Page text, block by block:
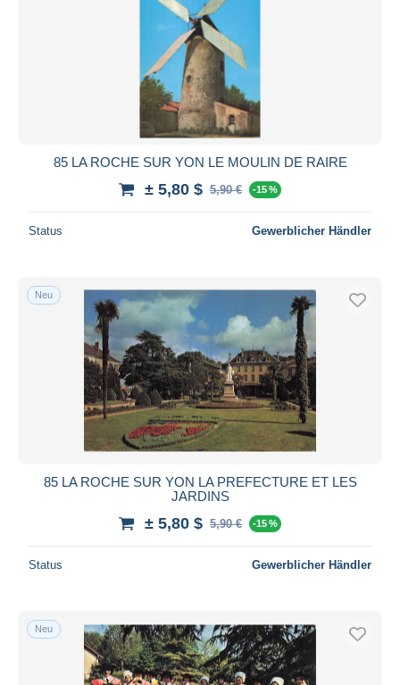
85 LA ROCHE SUR YON LE MOULIN DE RAIRE
± 5,80 $ 5,90 € -15 %
Status Gewerblicher Händler
Neu
85 LA ROCHE SUR YON LA PREFECTURE ET LES
JARDINS
± 5,80 $ 5,90 € -15 %
Status Gewerblicher Händler
Neu